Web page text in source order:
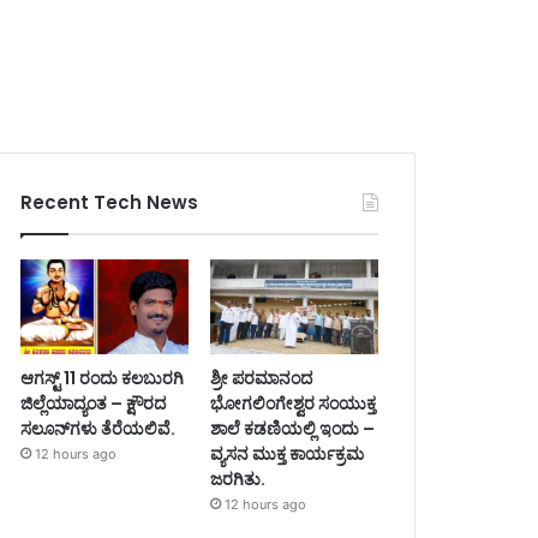
Recent Tech News
ಆಗಸ್ಟ್ 11 ರಂದು ಕಲಬುರಗಿ
ಜಿಲ್ಲೆಯಾದ್ಯಂತ – ಕ್ಷೌರದ
ಸಲೂನ್‌ಗಳು ತೆರೆಯಲಿವೆ.
12 hours ago
ಶ್ರೀ ಪರಮಾನಂದ
ಭೋಗಲಿಂಗೇಶ್ವರ ಸಂಯುಕ್ತ
ಶಾಲೆ ಕಡಣಿಯಲ್ಲಿ ಇಂದು –
ವ್ಯಸನ ಮುಕ್ತ ಕಾರ್ಯಕ್ರಮ
ಜರಗಿತು.
12 hours ago